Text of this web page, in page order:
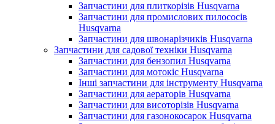
Запчастини для плиткорізів Husqvarna
Запчастини для промислових пилососів
Husqvarna
Запчастини для швонарізчиків Husqvarna
Запчастини для садової техніки Husqvarna
Запчастини для бензопил Husqvarna
Запчастини для мотокіс Husqvarna
Інші запчастини для інструменту Husqvarna
Запчастини для аераторів Husqvarna
Запчастини для висоторізів Husqvarna
Запчастини для газонокосарок Husqvarna